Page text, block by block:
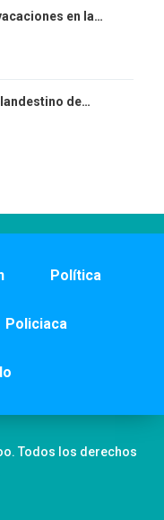
en la…
de…
Política
Policiaca
Todos los derechos